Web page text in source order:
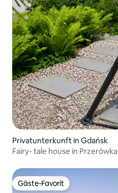
Privatunterkunft in Gdańsk
Fairy- tale house in Przerówka
Gäste-Favorit
Gäste-Favorit